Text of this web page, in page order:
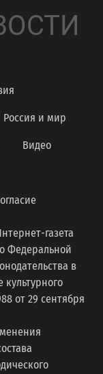
Россия и мир
Видео
газета
Федеральной
в
от 29 сентября